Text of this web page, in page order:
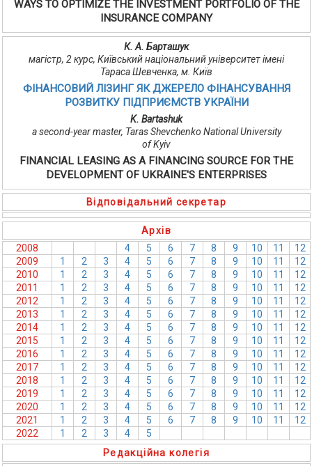
WAYS TO OPTIMIZE THE INVESTMENT PORTFOLIO OF THE
INSURANCE COMPANY
К. А. Барташук
магістр, 2 курс, Київський національний університет імені
Тараса Шевченка, м. Київ
ФІНАНСОВИЙ ЛІЗИНГ ЯК ДЖЕРЕЛО ФІНАНСУВАННЯ
РОЗВИТКУ ПІДПРИЄМСТВ УКРАЇНИ
K. Bartashuk
a second-year master, Taras Shevchenko National University
of Kyiv
FINANCIAL LEASING AS A FINANCING SOURCE FOR THE
DEVELOPMENT OF UKRAINE'S ENTERPRISES
Відповідальний секретар
Архів
2008
4 5 6 7 8 9 10 11
12
2009
1 2 3 4 5 6 7 8 9 10 11
12
2010
1 2 3 4 5 6 7 8 9 10 11
12
2011
1 2 3 4 5 6 7 8 9 10 11
12
2012
1 2 3 4 5 6 7 8 9 10 11
12
2013
1 2 3 4 5 6 7 8 9 10 11
12
2014
1 2 3 4 5 6 7 8 9 10 11
12
2015
1 2 3 4 5 6 7 8 9 10 11
12
2016
1 2 3 4 5 6 7 8 9 10 11
12
2017
1 2 3 4 5 6 7 8 9 10 11
12
2018
1 2 3 4 5 6 7 8 9 10 11
12
2019
1 2 3 4 5 6 7 8 9 10 11
12
2020
1 2 3 4 5 6 7 8 9 10 11
12
2021
1 2 3 4 5 6 7 8 9 10 11
12
2022
1 2 3 4 5
Редакційна колегія